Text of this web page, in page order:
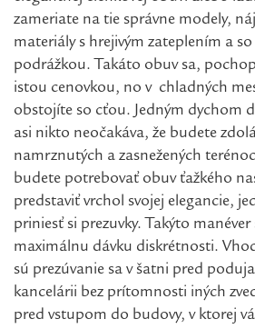
zameriate na tie správne modely,
materiály s hrejivým zateplením a
podrážkou. Takáto obuv sa,
istou cenovkou, no v chladných
obstojíte so cťou. Jedným dychom
asi nikto neočakáva, že budete
namrznutých a zasnežených
budete potrebovať obuv ťažkého
predstaviť vrchol svojej elegancie,
priniesť si prezuvky. Takýto manéver
maximálnu dávku diskrétnosti.
sú prezúvanie sa v šatni pred
kancelárii bez prítomnosti iných
pred vstupom do budovy, v ktorej